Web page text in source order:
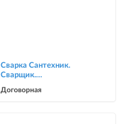
Сварка Сантехник.
Сварщик.
сварочные работы в Биш
Договорная